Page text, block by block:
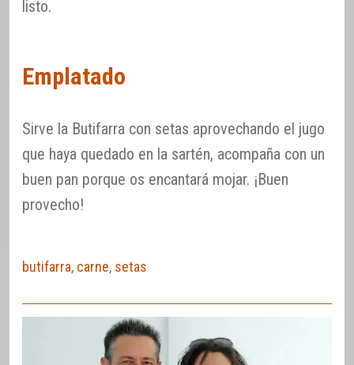
listo.
Emplatado
Sirve la Butifarra con setas aprovechando el jugo
que haya quedado en la sartén, acompaña con un
buen pan porque os encantará mojar. ¡Buen
provecho!
butifarra, carne, setas